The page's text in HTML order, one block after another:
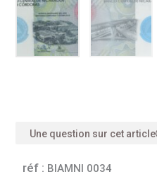
Une question sur cet article
réf : BIAMNI 0034